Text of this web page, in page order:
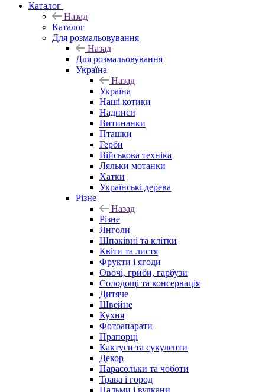
Каталог
Назад
Каталог
Для розмальовування
Назад
Для розмальовування
Україна
Назад
Україна
Наші котики
Надписи
Витинанки
Пташки
Герби
Військова техніка
Ляльки мотанки
Хатки
Українські дерева
Різне
Назад
Різне
Янголи
Шпаківні та клітки
Квіти та листя
Фрукти і ягоди
Овочі, гриби, гарбузи
Солодощі та консервація
Дитяче
Швейне
Кухня
Фотоапарати
Прапорці
Кактуси та сукуленти
Декор
Парасольки та чоботи
Трава і город